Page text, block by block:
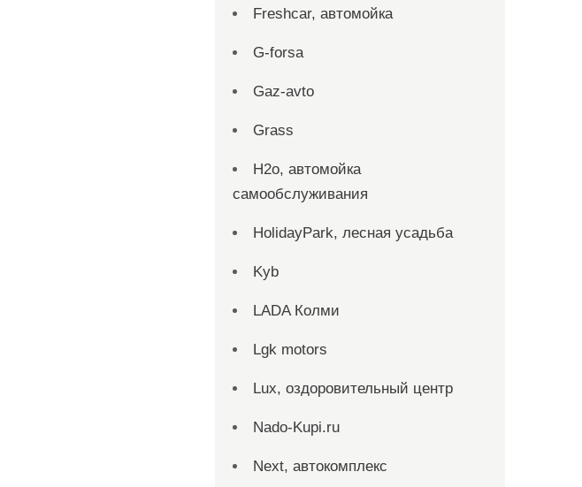
Freshcar, автомойка
G-forsa
Gaz-avto
Grass
H2o, автомойка
самообслуживания
HolidayPark, лесная усадьба
Kyb
LADA Колми
Lgk motors
Lux, оздоровительный центр
Nado-Kupi.ru
Next, автокомплекс